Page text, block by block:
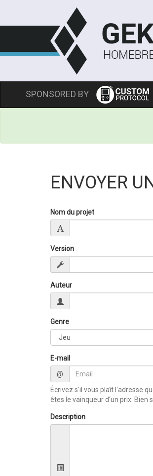
SPONSORED BY
ENVOYER
Nom du projet
Version
Auteur
Genre
E-mail
@
Écrivez s'il vous plaît l'adresse
êtes le vainqueur d'un prix. Bien
Description